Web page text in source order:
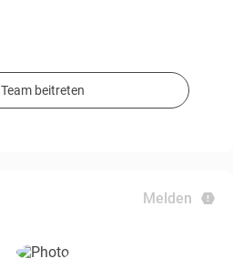
Team beitreten
Melden